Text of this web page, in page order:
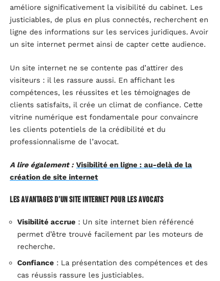
améliore significativement la visibilité du cabinet. Les
justiciables, de plus en plus connectés, recherchent en
ligne des informations sur les services juridiques. Avoir
un site internet permet ainsi de capter cette audience.
Un site internet ne se contente pas d’attirer des
visiteurs : il les rassure aussi. En affichant les
compétences, les réussites et les témoignages de
clients satisfaits, il crée un climat de confiance. Cette
vitrine numérique est fondamentale pour convaincre
les clients potentiels de la crédibilité et du
professionnalisme de l’avocat.
A lire également : Visibilité en ligne : au-delà de la
création de site internet
Les avantages d’un site internet pour les avocats
Visibilité accrue : Un site internet bien référencé
permet d’être trouvé facilement par les moteurs de
recherche.
Confiance : La présentation des compétences et des
cas réussis rassure les justiciables.